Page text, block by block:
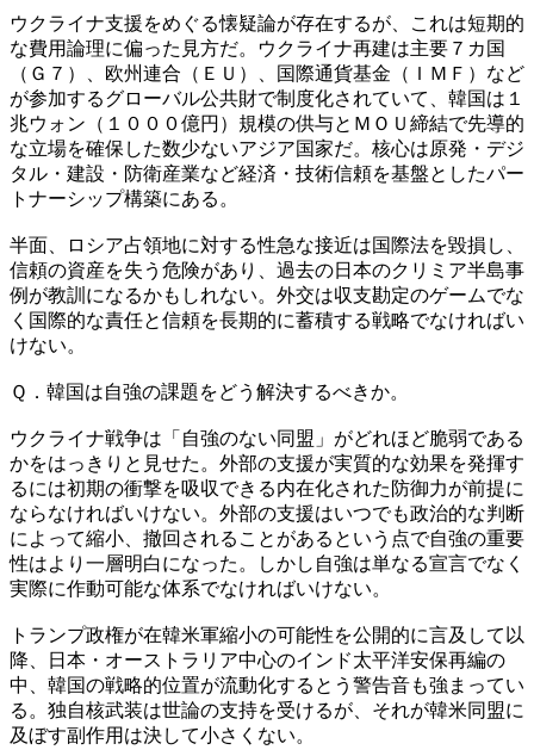
ウクライナ支援をめぐる懐疑論が存在するが、これは短期的
な費用論理に偏った見方だ。ウクライナ再建は主要７カ国
（Ｇ７）、欧州連合（ＥＵ）、国際通貨基金（ＩＭＦ）など
が参加するグローバル公共財で制度化されていて、韓国は１
兆ウォン（１０００億円）規模の供与とＭＯＵ締結で先導的
な立場を確保した数少ないアジア国家だ。核心は原発・デジ
タル・建設・防衛産業など経済・技術信頼を基盤としたパー
トナーシップ構築にある。
半面、ロシア占領地に対する性急な接近は国際法を毀損し、
信頼の資産を失う危険があり、過去の日本のクリミア半島事
例が教訓になるかもしれない。外交は収支勘定のゲームでな
く国際的な責任と信頼を長期的に蓄積する戦略でなければい
けない。
Ｑ．韓国は自強の課題をどう解決するべきか。
ウクライナ戦争は「自強のない同盟」がどれほど脆弱である
かをはっきりと見せた。外部の支援が実質的な効果を発揮す
るには初期の衝撃を吸収できる内在化された防御力が前提に
ならなければいけない。外部の支援はいつでも政治的な判断
によって縮小、撤回されることがあるという点で自強の重要
性はより一層明白になった。しかし自強は単なる宣言でなく
実際に作動可能な体系でなければいけない。
トランプ政権が在韓米軍縮小の可能性を公開的に言及して以
降、日本・オーストラリア中心のインド太平洋安保再編の
中、韓国の戦略的位置が流動化するとう警告音も強まってい
る。独自核武装は世論の支持を受けるが、それが韓米同盟に
及ぼす副作用は決して小さくない。